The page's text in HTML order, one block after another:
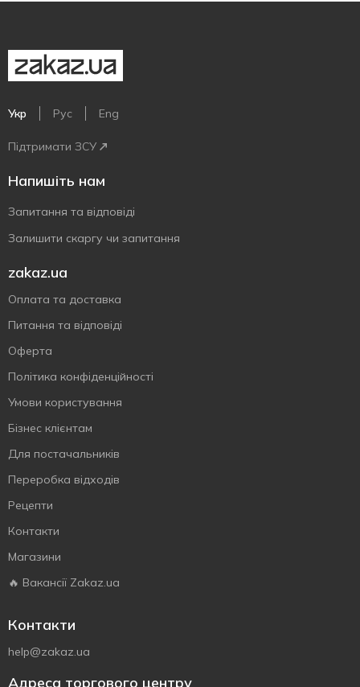
Укр Рус Eng
Підтримати ЗСУ
Напишіть нам
Запитання та відповіді
Залишити скаргу чи запитання
zakaz.ua
Оплата та доставка
Питання та відповіді
Оферта
Політика конфіденційності
Умови користування
Бізнес клієнтам
Для постачальників
Переробка відходів
Рецепти
Контакти
Магазини
🔥 Вакансії Zakaz.ua
Контакти
help@zakaz.ua
Адреса торгового центру